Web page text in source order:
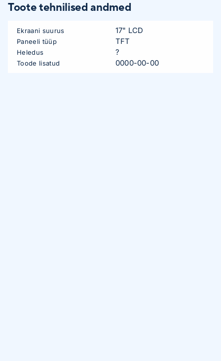
Toote tehnilised andmed
Ekraani suurus 17" LCD
Paneeli tüüp TFT
Heledus ?
Toode lisatud 0000-00-00